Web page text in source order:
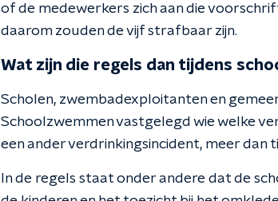
of de medewerkers zich aan die
daarom zouden de vijf strafbaar zijn.
Wat zijn die regels dan tijdens
Scholen, zwembadexploitanten en
Schoolzwemmen vastgelegd wie welke
een ander verdrinkingsincident, meer dan
In de regels staat onder andere dat de